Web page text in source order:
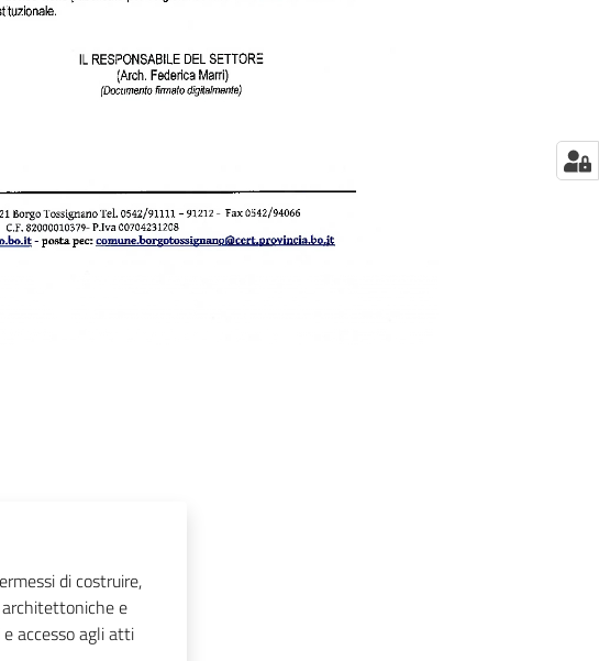
di costruire,
e
accesso agli atti